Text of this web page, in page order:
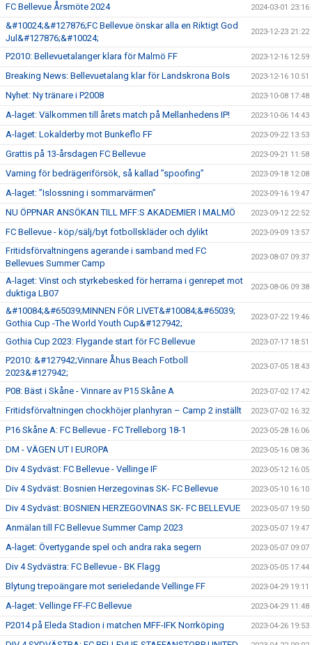
GYMKORT NORDIC WELLNESS
FYSTRÄNING
FRITIDSKORTET 2026
FC Bellevue Årsmöte 2024 2024-03-01 23:16
&#10024;&#127876;FC Bellevue önskar alla en Riktigt God
Jul&#127876;&#10024;
2023-12-23 21:22
P2010: Bellevuetalanger klara för Malmö FF 2023-12-16 12:59
Breaking News: Bellevuetalang klar för Landskrona BoIs 2023-12-16 10:51
Nyhet: Ny tränare i P2008 2023-10-08 17:48
A-laget: Välkommen till årets match på Mellanhedens IP! 2023-10-06 14:43
A-laget: Lokalderby mot Bunkeflo FF 2023-09-22 13:53
Grattis på 13-årsdagen FC Bellevue 2023-09-21 11:58
Varning för bedrägeriförsök, så kallad ”spoofing” 2023-09-18 12:08
A-laget: ”Islossning i sommarvärmen” 2023-09-16 19:47
NU ÖPPNAR ANSÖKAN TILL MFF:S AKADEMIER I MALMÖ 2023-09-12 22:52
FC Bellevue - köp/sälj/byt fotbollskläder och dylikt 2023-09-09 13:57
Fritidsförvaltningens agerande i samband med FC
Bellevues Summer Camp
2023-08-07 09:37
A-laget: Vinst och styrkebesked för herrarna i genrepet mot
duktiga LB07
2023-08-06 09:38
&#10084;&#65039;MINNEN FÖR LIVET&#10084;&#65039;
Gothia Cup -The World Youth Cup&#127942;
2023-07-22 19:46
Gothia Cup 2023: Flygande start för FC Bellevue 2023-07-17 18:51
P2010: &#127942;Vinnare Åhus Beach Fotboll
2023&#127942;
2023-07-05 18:43
P08: Bäst i Skåne - Vinnare av P15 Skåne A 2023-07-02 17:42
Fritidsförvaltningen chockhöjer planhyran – Camp 2 inställt 2023-07-02 16:32
P16 Skåne A: FC Bellevue - FC Trelleborg 18-1 2023-05-28 16:06
DM - VÄGEN UT I EUROPA 2023-05-16 08:36
Div 4 Sydväst: FC Bellevue - Vellinge IF 2023-05-12 16:05
Div 4 Sydväst: Bosnien Herzegovinas SK- FC Bellevue 2023-05-10 16:10
Div 4 Sydväst: BOSNIEN HERZEGOVINAS SK- FC BELLEVUE 2023-05-07 19:50
Anmälan till FC Bellevue Summer Camp 2023 2023-05-07 19:47
A-laget: Övertygande spel och andra raka segern 2023-05-07 09:07
Div 4 Sydvästra: FC Bellevue - BK Flagg 2023-05-05 17:44
Blytung trepoängare mot serieledande Vellinge FF 2023-04-29 19:11
A-laget: Vellinge FF-FC Bellevue 2023-04-29 11:48
P2014 på Eleda Stadion i matchen MFF-IFK Norrköping 2023-04-26 19:53